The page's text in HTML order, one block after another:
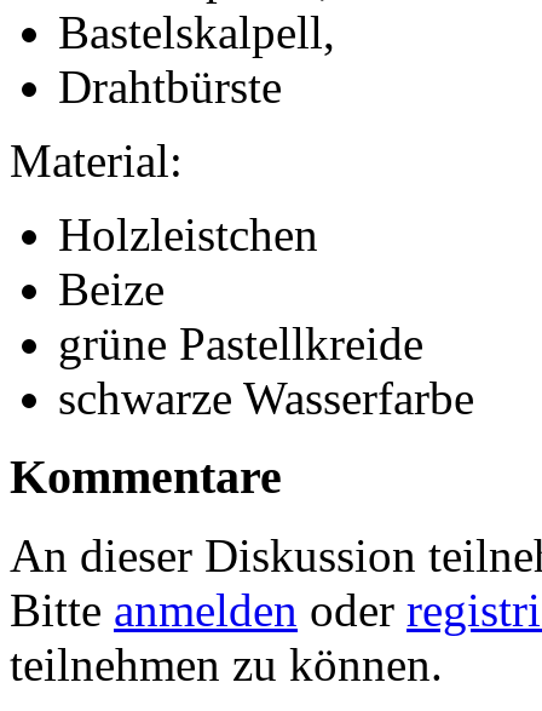
Bastelskalpell,
Drahtbürste
Material:
Holzleistchen
Beize
grüne Pastellkreide
schwarze Wasserfarbe
Kommentare
An dieser Diskussion
Bitte anmelden oder
teilnehmen zu können.